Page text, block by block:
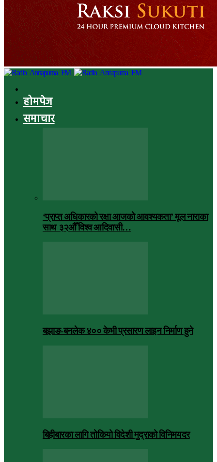
होमपेज
समाचार
‘प्राप्त अधिकारको रक्षा आजको आवश्यकता’ मूल नाराका
साथ ३२औँ विश्व आदिवासी…
बझाङ-बनलेक ४०० केभी प्रसारण लाइन निर्माण हुने
बिहीबारका लागि तोकियो विदेशी मुद्राको विनिमयदर